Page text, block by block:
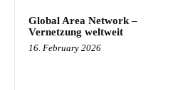
Global Area Network –
Vernetzung weltweit
16. February 2026